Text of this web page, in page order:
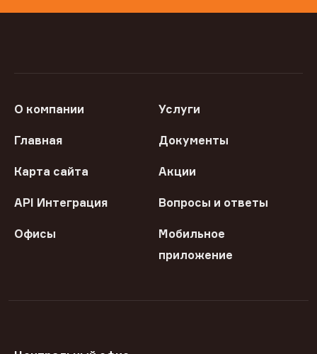
О компании Услуги
Главная Документы
Карта сайта Акции
API Интеграция Вопросы и ответы
Офисы
Мобильное
приложение